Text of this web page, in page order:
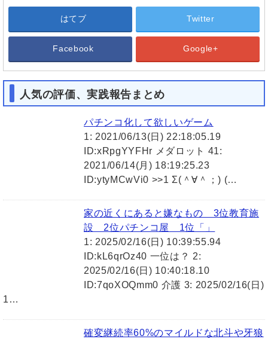
はてブ Twitter
Facebook Google+
人気の評価、実践報告まとめ
パチンコ化して欲しいゲーム
1: 2021/06/13(日) 22:18:05.19
ID:xRpgYYFHr メダロット 41:
2021/06/14(月) 18:19:25.23
ID:ytyMCwVi0 >>1 Σ(＾∀＾；) (…
家の近くにあると嫌なもの 3位教育施
設 2位パチンコ屋 1位「」
1: 2025/02/16(日) 10:39:55.94
ID:kL6qrOz40 一位は？ 2:
2025/02/16(日) 10:40:18.10
ID:7qoXOQmm0 介護 3: 2025/02/16(日)
1…
確変継続率60%のマイルドな北斗や牙狼